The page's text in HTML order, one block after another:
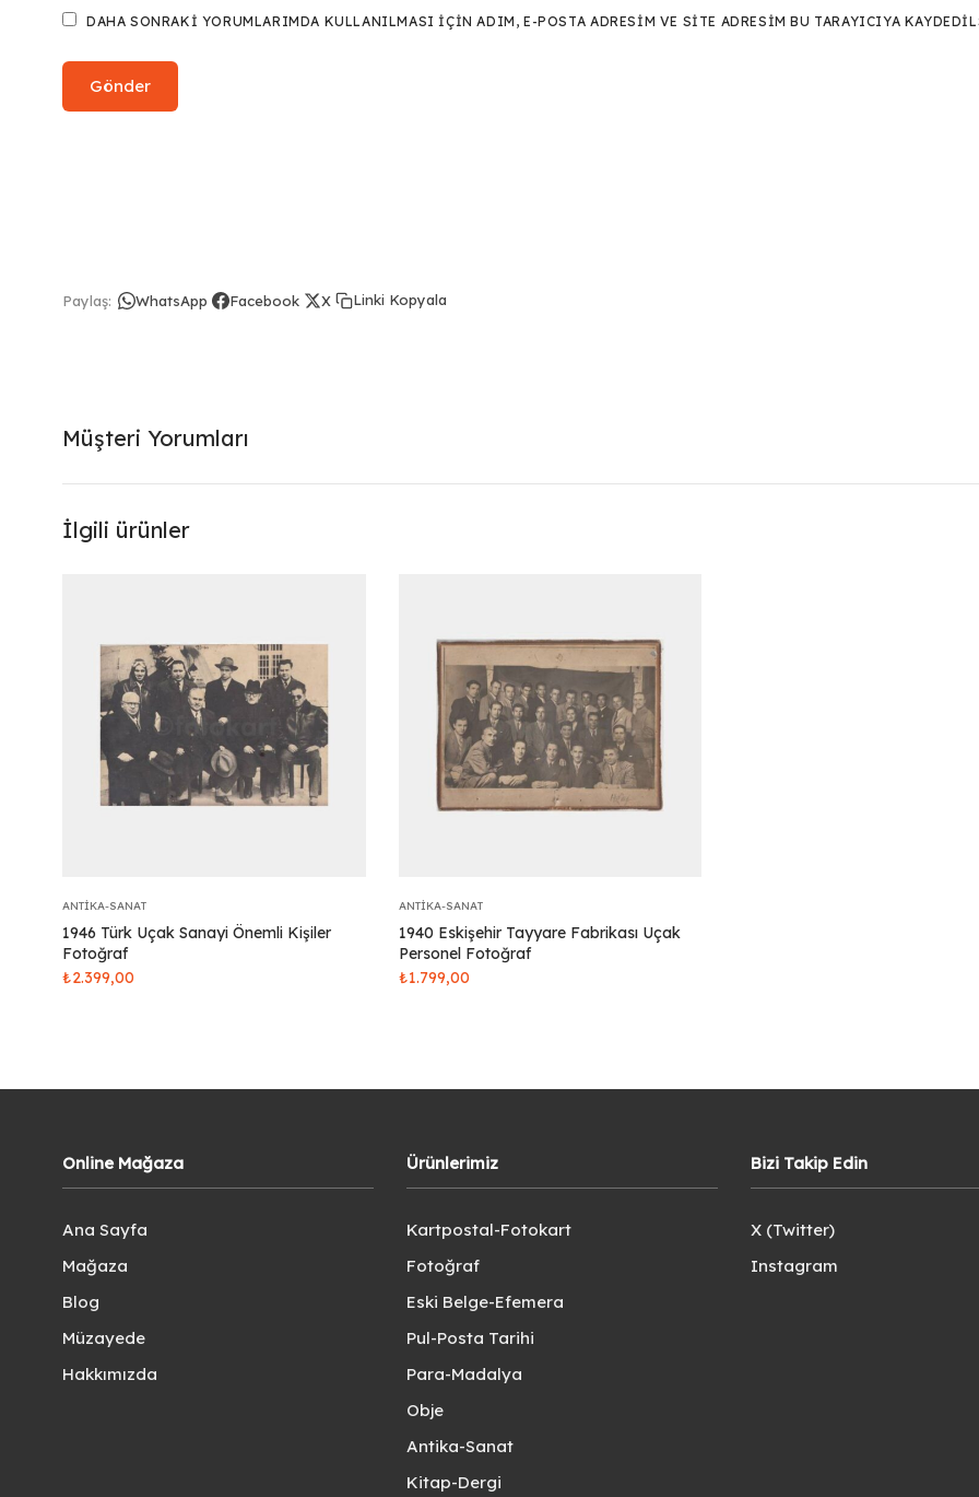
DAHA SONRAKI YORUMLARIMDA KULLANILMASI IÇIN ADIM, E-POSTA ADRESIM VE SITE ADRESIM BU TARAYICIYA
Paylaş: WhatsApp Facebook X Linki Kopyala
Müşteri Yorumları
İlgili ürünler
ANTIKA-SANAT
1946 Türk Uçak Sanayi Önemli Kişiler
Fotoğraf
₺2.399,00
ANTIKA-SANAT
1940 Eskişehir Tayyare Fabrikası Uçak
Personel Fotoğraf
₺1.799,00
Online Mağaza
Ana Sayfa
Mağaza
Blog
Müzayede
Hakkımızda
Ürünlerimiz
Kartpostal-Fotokart
Fotoğraf
Eski Belge-Efemera
Pul-Posta Tarihi
Para-Madalya
Obje
Antika-Sanat
Kitap-Dergi
Bizi Takip Edin
X (Twitter)
Instagram